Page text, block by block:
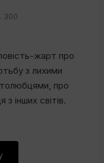
300
жарт про
з лихими
про
інших світів.